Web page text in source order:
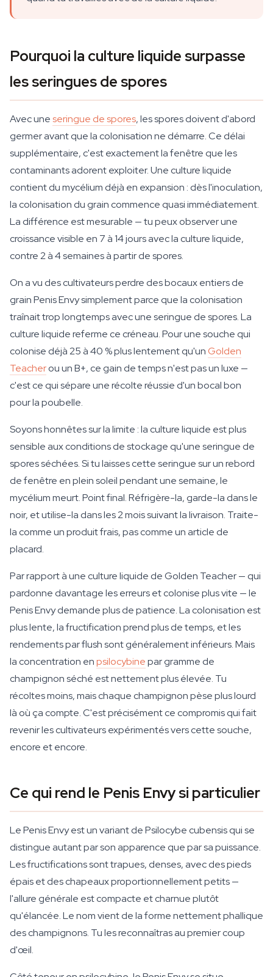
Pourquoi la culture liquide surpasse
les seringues de spores
Avec uneseringue de spores, les spores doivent d'abord
germer avant que la colonisation ne démarre. Ce délai
supplémentaire, c'est exactement la fenêtre que les
contaminants adorent exploiter. Une culture liquide
contient du mycélium déjà en expansion : dès l'inoculation,
la colonisation du grain commence quasi immédiatement.
La différence est mesurable — tu peux observer une
croissance visible en 7 à 14 jours avec la culture liquide,
contre 2 à 4 semaines à partir de spores.
On a vu des cultivateurs perdre des bocaux entiers de
grain Penis Envy simplement parce que la colonisation
traînait trop longtemps avec une seringue de spores. La
culture liquide referme ce créneau. Pour une souche qui
colonise déjà 25 à 40 % plus lentement qu'unGolden
Teacherou un B+, ce gain de temps n'est pas un luxe —
c'est ce qui sépare une récolte réussie d'un bocal bon
pour la poubelle.
Soyons honnêtes sur la limite : la culture liquide est plus
sensible aux conditions de stockage qu'une seringue de
spores séchées. Si tu laisses cette seringue sur un rebord
de fenêtre en plein soleil pendant une semaine, le
mycélium meurt. Point final. Réfrigère-la, garde-la dans le
noir, et utilise-la dans les 2 mois suivant la livraison. Traite-
la comme un produit frais, pas comme un article de
placard.
Par rapport à une culture liquide de Golden Teacher — qui
pardonne davantage les erreurs et colonise plus vite — le
Penis Envy demande plus de patience. La colonisation est
plus lente, la fructification prend plus de temps, et les
rendements par flush sont généralement inférieurs. Mais
la concentration enpsilocybinepar gramme de
champignon séché est nettement plus élevée. Tu
récoltes moins, mais chaque champignon pèse plus lourd
là où ça compte. C'est précisément ce compromis qui fait
revenir les cultivateurs expérimentés vers cette souche,
encore et encore.
Ce qui rend le Penis Envy si particulier
Le Penis Envy est un variant de Psilocybe cubensis qui se
distingue autant par son apparence que par sa puissance.
Les fructifications sont trapues, denses, avec des pieds
épais et des chapeaux proportionnellement petits —
l'allure générale est compacte et charnue plutôt
qu'élancée. Le nom vient de la forme nettement phallique
des champignons. Tu les reconnaîtras au premier coup
d'œil.